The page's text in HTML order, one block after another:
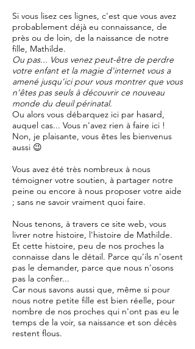
Si vous lisez ces lignes, c'est que vous avez
probablement déjà eu connaissance, de
près ou de loin, de la naissance de notre
fille, Mathilde.
Ou pas... Vous venez peut-être de perdre
votre enfant et la magie d'internet vous a
amené jusqu'ici pour vous montrer que vous
n'êtes pas seuls à découvrir ce nouveau
monde du deuil périnatal.
Ou alors vous débarquez ici par hasard,
auquel cas... Vous n'avez rien à faire ici !
Non, je plaisante, vous êtes les bienvenus
aussi 😉
Vous avez été très nombreux à nous
témoigner votre soutien, à partager notre
peine ou encore à nous proposer votre aide
; sans ne savoir vraiment quoi faire.
Nous tenons, à travers ce site web, vous
livrer notre histoire, l'histoire de Mathilde.
Et cette histoire, peu de nos proches la
connaisse dans le détail. Parce qu'ils n'osent
pas le demander, parce que nous n'osons
pas la confier...
Car nous savons aussi que, même si pour
nous notre petite fille est bien réelle, pour
nombre de nos proches qui n'ont pas eu le
temps de la voir, sa naissance et son décès
restent flous.